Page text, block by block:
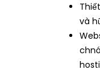
và